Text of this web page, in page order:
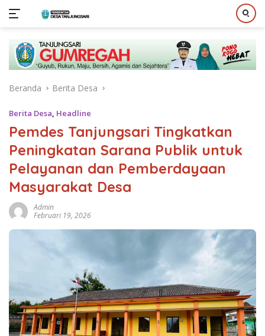
konten
Beranda Berita Desa
Berita Desa, Headline
Pemdes Tanjungsari Tingkatkan
Peningkatan Sarana Publik untuk
Pelayanan dan Pemberdayaan
Masyarakat Desa
Admin
Februari 19, 2026